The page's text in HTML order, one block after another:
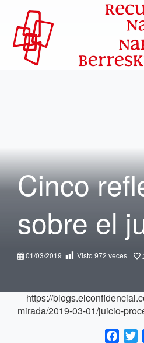
Cinco
sobre el
01/03/2019 Visto 972 veces
https://
mirada/2019-03-01/juicio-